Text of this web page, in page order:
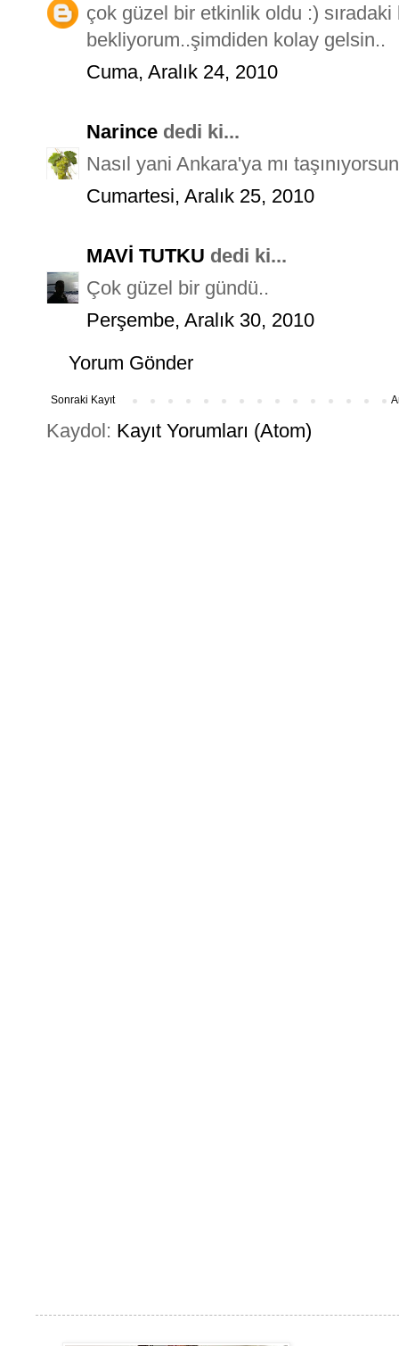
çok güzel bir etkinlik oldu :) sıradaki
bekliyorum..şimdiden kolay gelsin..
Cuma, Aralık 24, 2010
Narince dedi ki...
Nasıl yani Ankara'ya mı
Cumartesi, Aralık 25, 2010
MAVİ TUTKU dedi ki...
Çok güzel bir gündü..
Perşembe, Aralık 30, 2010
Yorum Gönder
Sonraki Kayıt
Kaydol: Kayıt Yorumları (Atom)